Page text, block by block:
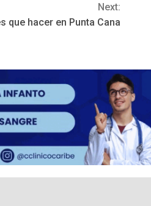
Next:
que hacer en Punta Cana